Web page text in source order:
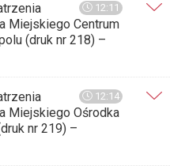
12:11
Miejskiego Centrum
(druk nr 218) –
12:14
Miejskiego Ośrodka
nr 219) –